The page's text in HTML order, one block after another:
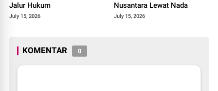
Jalur Hukum
July 15, 2026
Nusantara Lewat Nada
July 15, 2026
KOMENTAR 0